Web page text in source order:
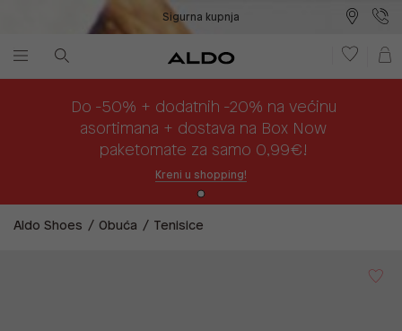
Sigurna kupnja
Do -50% + dodatnih -20% na većinu
asortimana + dostava na Box Now
paketomate za samo 0,99€!
Kreni u shopping!
Aldo Shoes Obuća Tenisice